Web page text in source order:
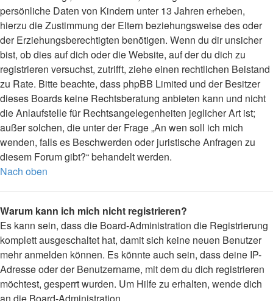
persönliche Daten von Kindern unter 13 Jahren erheben,
hierzu die Zustimmung der Eltern beziehungsweise des oder
der Erziehungsberechtigten benötigen. Wenn du dir unsicher
bist, ob dies auf dich oder die Website, auf der du dich zu
registrieren versuchst, zutrifft, ziehe einen rechtlichen Beistand
zu Rate. Bitte beachte, dass phpBB Limited und der Besitzer
dieses Boards keine Rechtsberatung anbieten kann und nicht
die Anlaufstelle für Rechtsangelegenheiten jeglicher Art ist;
außer solchen, die unter der Frage „An wen soll ich mich
wenden, falls es Beschwerden oder juristische Anfragen zu
diesem Forum gibt?“ behandelt werden.
Nach oben
Warum kann ich mich nicht registrieren?
Es kann sein, dass die Board-Administration die Registrierung
komplett ausgeschaltet hat, damit sich keine neuen Benutzer
mehr anmelden können. Es könnte auch sein, dass deine IP-
Adresse oder der Benutzername, mit dem du dich registrieren
möchtest, gesperrt wurden. Um Hilfe zu erhalten, wende dich